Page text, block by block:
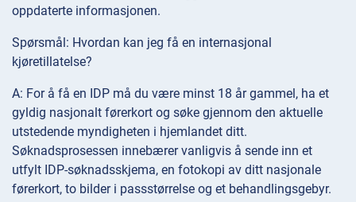
oppdaterte informasjonen.
Spørsmål: Hvordan kan jeg få en internasjonal
kjøretillatelse?
A: For å få en IDP må du være minst 18 år gammel, ha et
gyldig nasjonalt førerkort og søke gjennom den aktuelle
utstedende myndigheten i hjemlandet ditt.
Søknadsprosessen innebærer vanligvis å sende inn et
utfylt IDP-søknadsskjema, en fotokopi av ditt nasjonale
førerkort, to bilder i passstørrelse og et behandlingsgebyr.